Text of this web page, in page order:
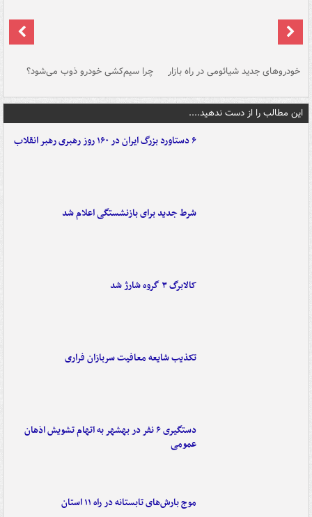
خودروهای جدید شیائومی در راه بازار چرا سیم‌کشی خودرو ذوب می‌شود؟
این مطالب را از دست ندهید....
۶ دستاورد بزرگ ایران در ۱۶۰ روز رهبری رهبر انقلاب
شرط جدید برای بازنشستگی اعلام شد
کالابرگ ۳ گروه شارژ شد
تکذیب شایعه معافیت سربازان فراری
دستگیری ۶ نفر در بهشهر به اتهام تشویش اذهان
عمومی
موج بارش‌های تابستانه در راه ۱۱ استان